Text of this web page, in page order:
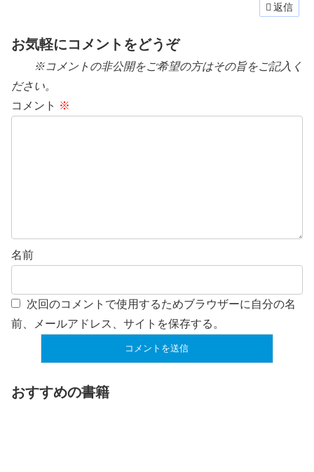
返信
お気軽にコメントをどうぞ
※コメントの非公開をご希望の方はその旨をご記入く
ださい。
コメント ※
名前
次回のコメントで使用するためブラウザーに自分の名
前、メールアドレス、サイトを保存する。
おすすめの書籍